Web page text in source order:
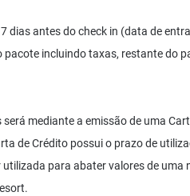
dias antes do check in (data de
pacote incluindo taxas, restante do
será mediante a emissão de uma
de Crédito possui o prazo de
para abater valores de uma